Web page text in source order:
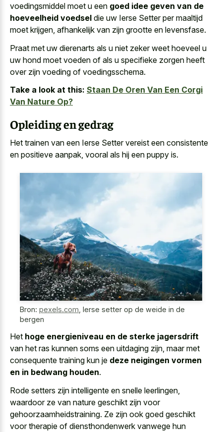
voedingsmiddel moet u een goed idee geven van de
hoeveelheid voedsel die uw Ierse Setter per maaltijd
moet krijgen, afhankelijk van zijn grootte en levensfase.
Praat met uw dierenarts als u niet zeker weet hoeveel u
uw hond moet voeden of als u specifieke zorgen heeft
over zijn voeding of voedingsschema.
Take a look at this: Staan De Oren Van Een Corgi
Van Nature Op?
Opleiding en gedrag
Het trainen van een Ierse Setter vereist een consistente
en positieve aanpak, vooral als hij een puppy is.
Bron: pexels.com Ierse setter op de weide in de
bergen
Het hoge energieniveau en de sterke jagersdrift
van het ras kunnen soms een uitdaging zijn, maar met
consequente training kun je deze neigingen vormen
en in bedwang houden.
Rode setters zijn intelligente en snelle leerlingen,
waardoor ze van nature geschikt zijn voor
gehoorzaamheidstraining. Ze zijn ook goed geschikt
voor therapie of diensthondenwerk vanwege hun